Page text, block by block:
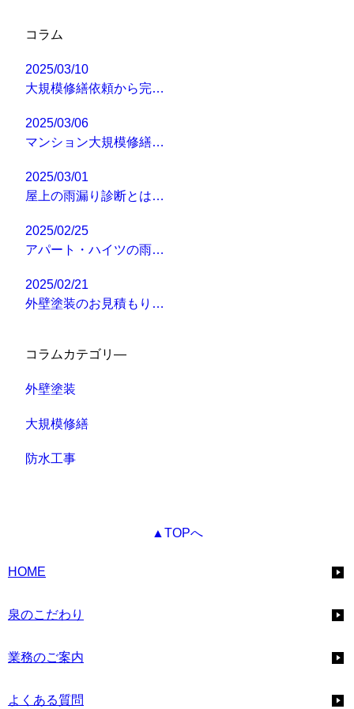
コラム
2025/03/10
大規模修繕依頼から完…
2025/03/06
マンション大規模修繕…
2025/03/01
屋上の雨漏り診断とは…
2025/02/25
アパート・ハイツの雨…
2025/02/21
外壁塗装のお見積もり…
コラムカテゴリ―
外壁塗装
大規模修繕
防水工事
▲TOPへ
HOME
泉のこだわり
業務のご案内
よくある質問